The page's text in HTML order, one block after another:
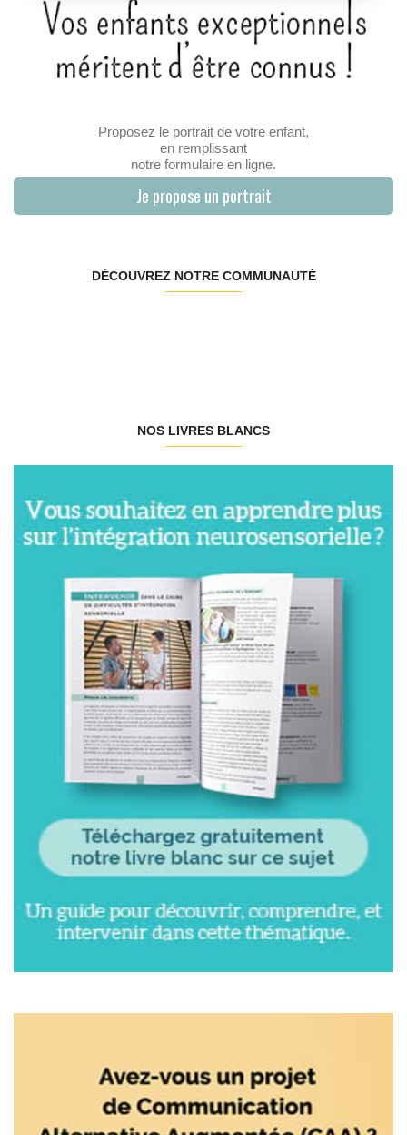
Proposez le portrait de votre enfant,
en remplissant
notre formulaire en ligne.
Je propose un portrait
DÉCOUVREZ NOTRE COMMUNAUTÉ
NOS LIVRES BLANCS